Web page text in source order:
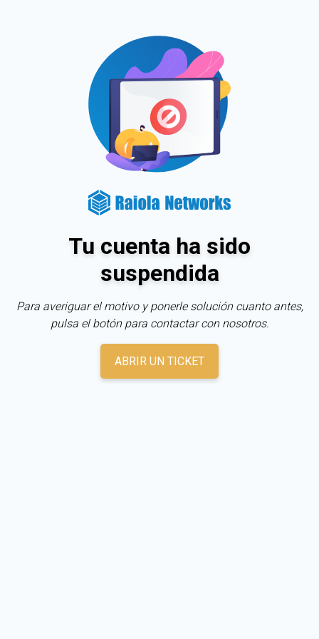
Tu cuenta ha sido
suspendida
Para averiguar el motivo y ponerle solución cuanto antes,
pulsa el botón para contactar con nosotros.
ABRIR UN TICKET